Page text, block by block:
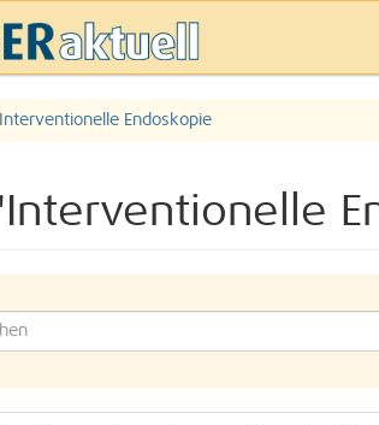
Interventionelle Endoskopie